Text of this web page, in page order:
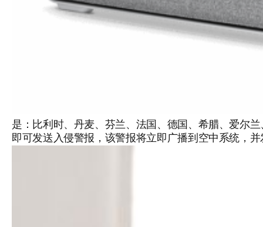
是：比利时、丹麦、芬兰、法国、德国、希腊、爱尔
即可发送入侵警报，该警报将立即广播到空中系统，